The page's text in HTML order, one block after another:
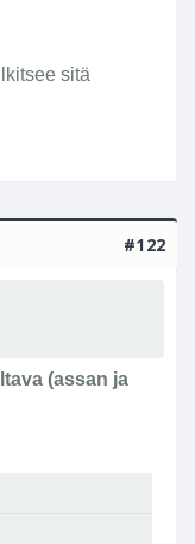
on Helin
taustalla!
sitä
#122
(assan ja